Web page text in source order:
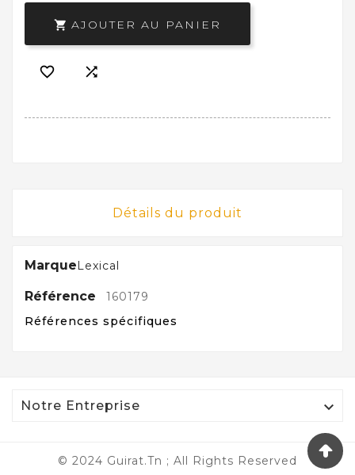
 AJOUTER AU PANIER
 
Détails du produit
MarqueLexical
Référence
160179
Références spécifiques
Notre Entreprise 
© 2024 Guirat.tn ; All Rights Reserved